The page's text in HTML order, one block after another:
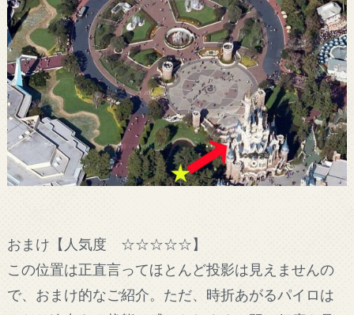
おまけ【人気度 ☆☆☆☆☆】
この位置は正直言ってほとんど投影は見えませんの
で、おまけ的なご紹介。ただ、時折あがるパイロは